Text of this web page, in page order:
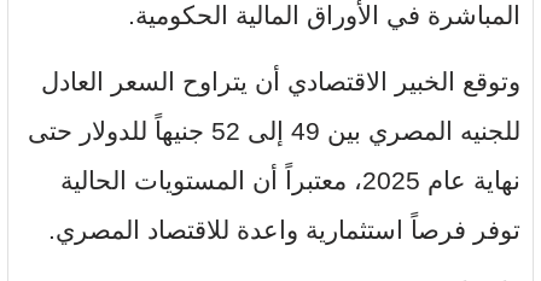
المباشرة في الأوراق المالية الحكومية.
وتوقع الخبير الاقتصادي أن يتراوح السعر العادل
للجنيه المصري بين 49 إلى 52 جنيهاً للدولار حتى
نهاية عام 2025، معتبراً أن المستويات الحالية
توفر فرصاً استثمارية واعدة للاقتصاد المصري.